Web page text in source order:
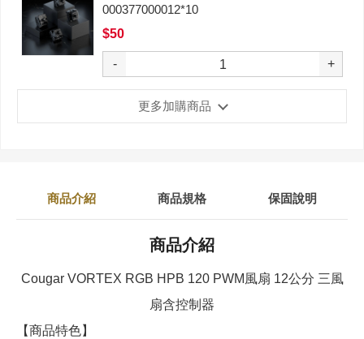
000377000012*10
$50
- +
更多加購商品
商品介紹 商品規格 保固說明
商品介紹
Cougar VORTEX RGB HPB 120 PWM風扇 12公分 三風
扇含控制器
【商品特色】